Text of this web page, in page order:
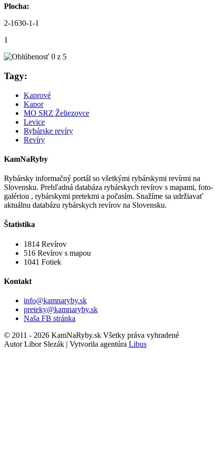
Plocha:
2-1630-1-1
1
Tagy:
Kaprové
Kapor
MO SRZ Želiezovce
Levice
Rybárske revíry
Revíry
KamNaRyby
Rybársky informačný portál so všetkými rybárskymi revírmi na
Slovensku. Prehľadná databáza rybárskych revírov s mapami, foto-
galériou , rybárskymi pretekmi a počasím. Snažíme sa udržiavať
aktuálnu databázu rybárskych revírov na Slovensku.
Štatistika
1814 Revírov
516 Revírov s mapou
1041 Fotiek
Kontakt
info@kamnaryby.sk
preteky@kamnaryby.sk
Naša FB stránka
© 2011 - 2026 KamNaRyby.sk Všetky práva vyhradené
Autor Libor Slezák | Vytvorila agentúra Libus